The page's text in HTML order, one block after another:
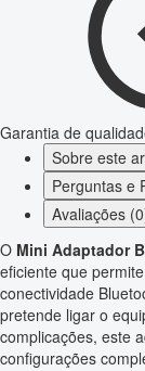
Garantia de
Sobre este
Perguntas e
Avaliações
O Mini Adaptador
eficiente que
conectividade
pretende ligar o
complicações, este
configurações